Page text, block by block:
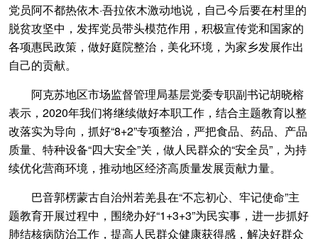
党员阿不都热依木·吾拉依木激动地说，自己今后要在村里的
脱贫攻坚中，发挥党员带头模范作用，积极宣传党和国家的
各项惠民政策，做好庭院整治，美化环境，为家乡发展作出
自己的贡献。
阿克苏地区市场监督管理局基层党委专职副书记胡晓榕
表示，2020年我们将继续做好本职工作，结合主题教育以整
改落实为导向，抓好“8+2”专项整治，严把食品、药品、产品
质量、特种设备“四大安全”关，做人民群众的“安全员”，为持
续优化营商环境，推动地区经济高质量发展贡献力量。
巴音郭楞蒙古自治州若羌县在“不忘初心、牢记使命”主
题教育开展过程中，围绕办好“1+3+3”为民实事，进一步抓好
肺结核病防治工作，提高人民群众健康获得感，解决好群众